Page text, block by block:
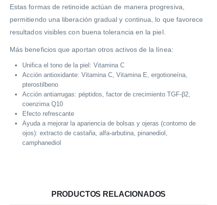
Estas formas de retinoide actúan de manera progresiva,
permitiendo una liberación gradual y continua, lo que favorece
resultados visibles con buena tolerancia en la piel.
Más beneficios que aportan otros activos de la línea:
Unifica el tono de la piel: Vitamina C
Acción antioxidante: Vitamina C, Vitamina E, ergotioneína,
pterostilbeno
Acción antiarrugas: péptidos, factor de crecimiento TGF-β2,
coenzima Q10
Efecto refrescante
Ayuda a mejorar la apariencia de bolsas y ojeras (contorno de
ojos): extracto de castaña, alfa-arbutina, pinanediol,
camphanediol
PRODUCTOS RELACIONADOS